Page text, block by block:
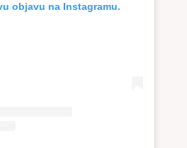
objavu na Instagramu.